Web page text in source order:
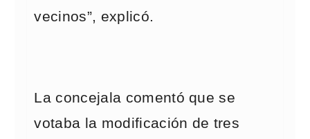
vecinos”, explicó.
La concejala comentó que se
votaba la modificación de tres